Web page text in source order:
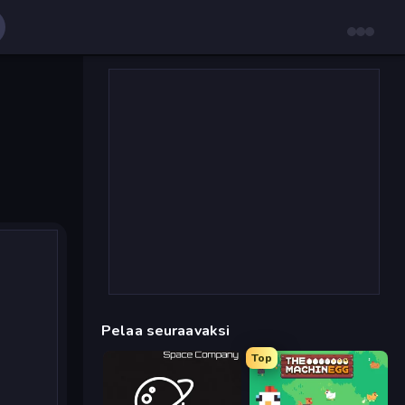
Pelaa seuraavaksi
Top